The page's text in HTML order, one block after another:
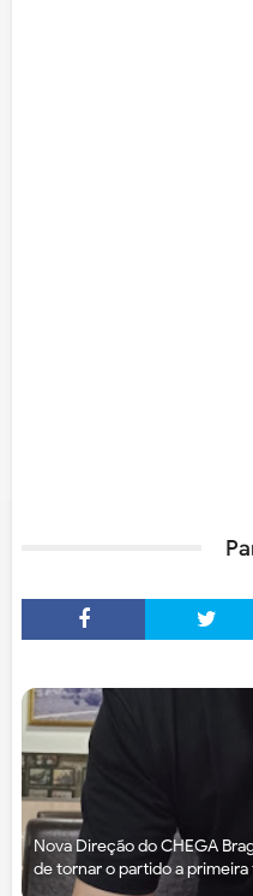
Nova Direção do CHEGA
de tornar o partido a